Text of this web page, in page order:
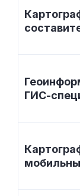
ГИС-